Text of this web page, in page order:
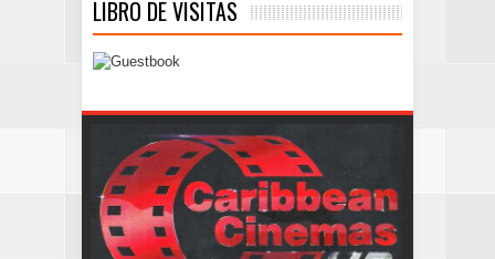
LIBRO DE VISITAS